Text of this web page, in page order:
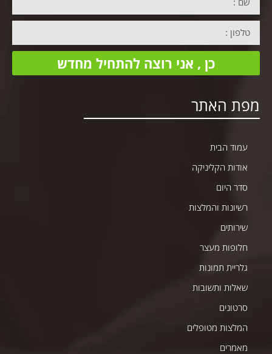
כן , אני רוצה להתחיל מחדש
מפת האתר
עמוד הבית
אודות הקליניקה
סדר היום
רשיונות והמלצות
שירותים
חלופות מעצר
גלריית תמונות
שאלות ותשובות
סרטונים
המלצות מטופלים
מאמרים